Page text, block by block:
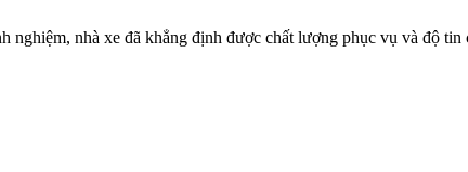
nghiệm, nhà xe đã khẳng định được chất lượng phục vụ và độ